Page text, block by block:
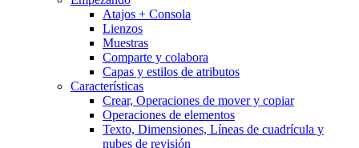
Atajos + Consola
Lienzos
Muestras
Comparte y colabora
Capas y estilos de atributos
Características
Crear, Operaciones de mover y copiar
Operaciones de elementos
Texto, Dimensiones, Líneas de cuadrícula y
nubes de revisión